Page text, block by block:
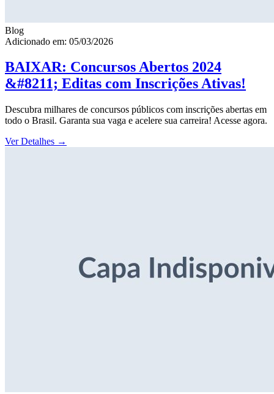
Blog
Adicionado em: 05/03/2026
BAIXAR: Concursos Abertos 2024
&#8211; Editas com Inscrições Ativas!
Descubra milhares de concursos públicos com inscrições abertas em
todo o Brasil. Garanta sua vaga e acelere sua carreira! Acesse agora.
Ver Detalhes →